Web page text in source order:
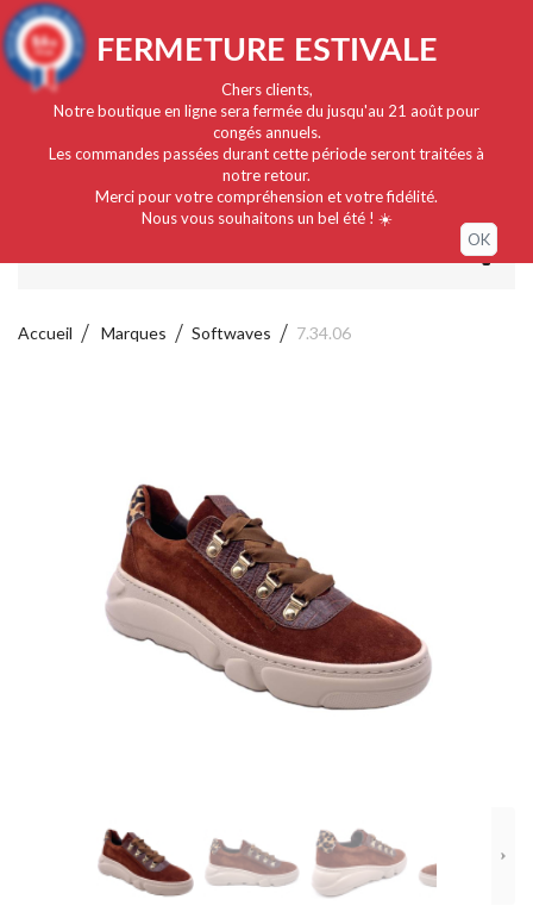
Français
FERMETURE ESTIVALE
Chers clients,
Notre boutique en ligne sera fermée du jusqu'au 21 août pour
congés annuels.
Les commandes passées durant cette période seront traitées à
notre retour.
Merci pour votre compréhension et votre fidélité.
Nous vous souhaitons un bel été ! ☀️
OK
Accueil Marques Softwaves 7.34.06
9.4/10